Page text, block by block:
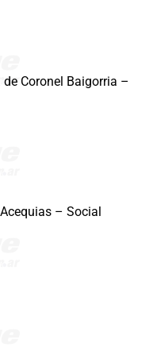
Coronel Baigorria –
– Social